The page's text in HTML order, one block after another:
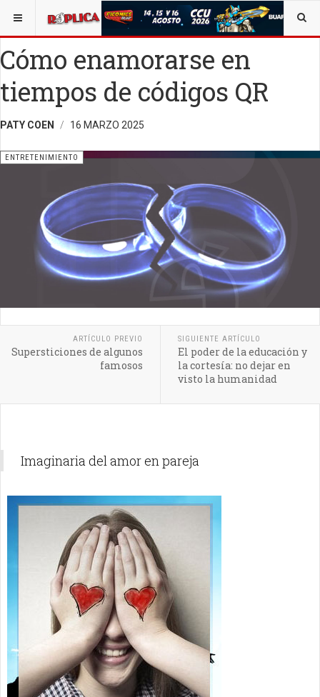
ESTÁ AQUÍ: ENTRETENIMIENTO
Cómo enamorarse en
tiempos de códigos QR
PATY COEN 16 MARZO 2025
ENTRETENIMIENTO
ARTÍCULO PREVIO
Supersticiones de algunos
famosos
SIGUIENTE ARTÍCULO
El poder de la educación y
la cortesía: no dejar en
visto la humanidad
Imaginaria del amor en pareja